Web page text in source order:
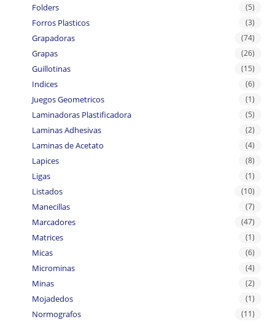
Folders (5)
Forros Plasticos (3)
Grapadoras (74)
Grapas (26)
Guillotinas (15)
Indices (6)
Juegos Geometricos (1)
Laminadoras Plastificadora (5)
Laminas Adhesivas (2)
Laminas de Acetato (4)
Lapices (8)
Ligas (1)
Listados (10)
Manecillas (7)
Marcadores (47)
Matrices (1)
Micas (6)
Microminas (4)
Minas (2)
Mojadedos (1)
Normografos (11)